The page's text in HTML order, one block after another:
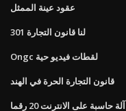
عقود عينة الممثل
لنا قانون التجارة 301
Ongc لقطات فيديو حية
قانون التجارة الحرة في الهند
آلة حاسبة على الانترنت 20 رقما